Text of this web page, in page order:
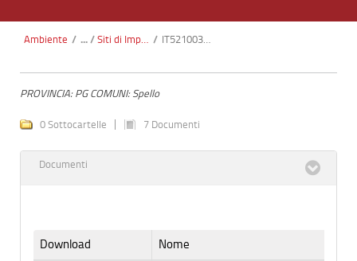
Ambiente / Siti di Importanza Comunitaria SIC / IT5210035 - Poggio Caselle – Fosso Renaro
PROVINCIA: PG COMUNI: Spello
0 Sottocartelle 7 Documenti
Documenti
Download Nome